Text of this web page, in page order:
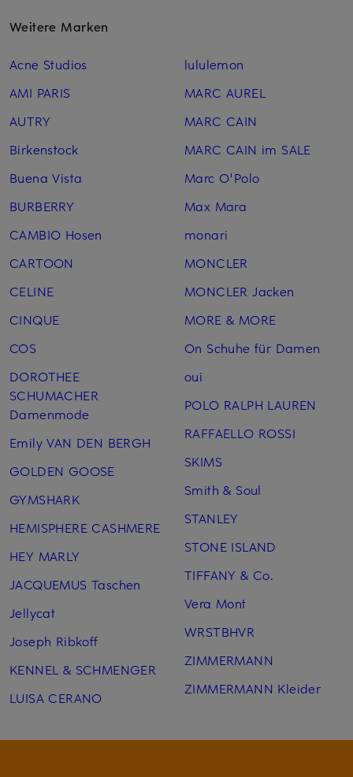
Weitere Marken
Acne Studios
AMI PARIS
AUTRY
Birkenstock
Buena Vista
BURBERRY
CAMBIO Hosen
CARTOON
CELINE
CINQUE
COS
DOROTHEE
SCHUMACHER
Damenmode
Emily VAN DEN BERGH
GOLDEN GOOSE
GYMSHARK
HEMISPHERE CASHMERE
HEY MARLY
JACQUEMUS Taschen
Jellycat
Joseph Ribkoff
KENNEL & SCHMENGER
LUISA CERANO
lululemon
MARC AUREL
MARC CAIN
MARC CAIN im SALE
Marc O'Polo
Max Mara
monari
MONCLER
MONCLER Jacken
MORE & MORE
On Schuhe für Damen
oui
POLO RALPH LAUREN
RAFFAELLO ROSSI
SKIMS
Smith & Soul
STANLEY
STONE ISLAND
TIFFANY & Co.
Vera Mont
WRSTBHVR
ZIMMERMANN
ZIMMERMANN Kleider